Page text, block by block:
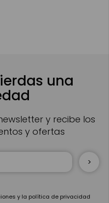
una
y recibe los
y ofertas
y la política de privacidad